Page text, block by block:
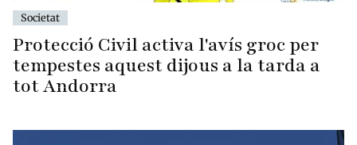
Societat
Protecció Civil activa l'avís groc per
tempestes aquest dijous a la tarda a
tot Andorra